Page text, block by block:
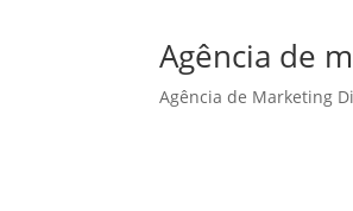
Agência de
Agência de Marketing